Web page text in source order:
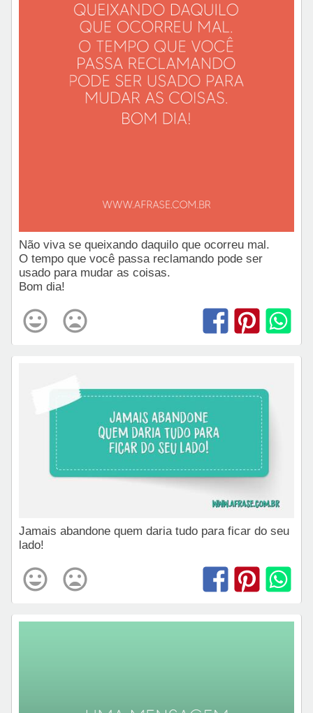
Não viva se queixando daquilo que ocorreu mal.
O tempo que você passa reclamando pode ser
usado para mudar as coisas.
Bom dia!
Jamais abandone quem daria tudo para ficar do seu
lado!